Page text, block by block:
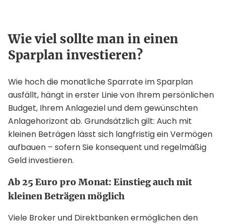
Wie viel sollte man in einen
Sparplan investieren?
Wie hoch die monatliche Sparrate im Sparplan
ausfällt, hängt in erster Linie von Ihrem persönlichen
Budget, Ihrem Anlageziel und dem gewünschten
Anlagehorizont ab. Grundsätzlich gilt: Auch mit
kleinen Beträgen lässt sich langfristig ein Vermögen
aufbauen – sofern Sie konsequent und regelmäßig
Geld investieren.
Ab 25 Euro pro Monat: Einstieg auch mit
kleinen Beträgen möglich
Viele Broker und Direktbanken ermöglichen den